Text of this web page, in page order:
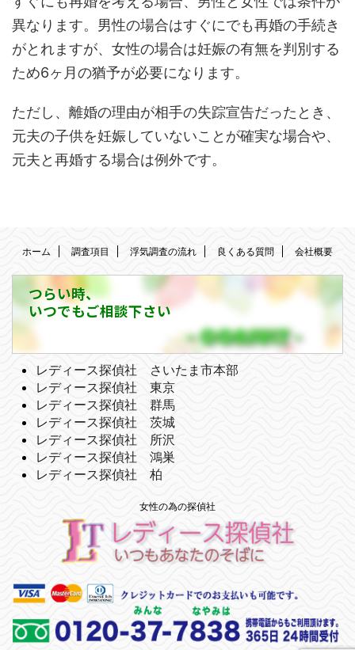
異なります。男性の場合はすぐにでも再婚の手続き
がとれますが、女性の場合は妊娠の有無を判別する
ため6ヶ月の猶予が必要になります。
ただし、離婚の理由が相手の失踪宣告だったとき、
元夫の子供を妊娠していないことが確実な場合や、
元夫と再婚する場合は例外です。
ホーム 調査項目 浮気調査の流れ 良くある質問 会社概要
つらい時、
いつでもご相談下さい
レディース探偵社 さいたま市本部
レディース探偵社 東京
レディース探偵社 群馬
レディース探偵社 茨城
レディース探偵社 所沢
レディース探偵社 鴻巣
レディース探偵社 柏
女性の為の探偵社